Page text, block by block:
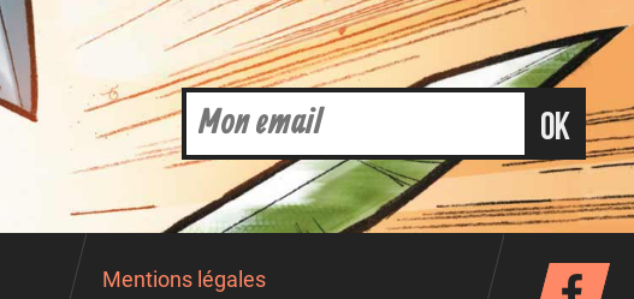
ok
Mentions légales